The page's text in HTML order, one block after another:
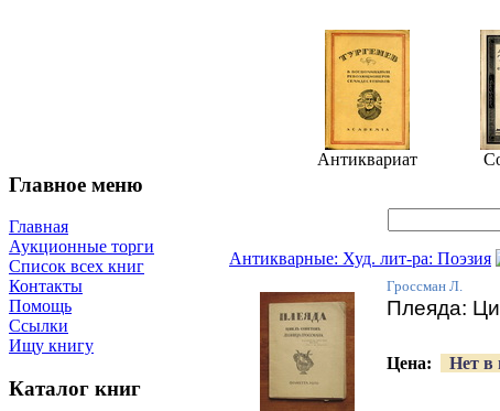
Главное меню
Главная
Аукционные торги
Список всех книг
Контакты
Помощь
Ссылки
Ищу книгу
Каталог книг
Антиквариат
Антикварные: Худ. лит-ра: Поэзия
Гроссман Л.
Плеяда:
Цена: Нет в